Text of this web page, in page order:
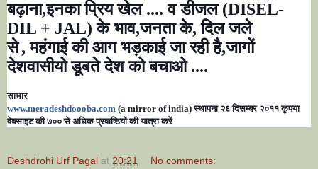
बढ़ाना,इनका प्रिय खेल .... व डीजल (DISEL-
DIL + JAL)के भाव,जनता के,दिल जले
से,महंगाई की आग भड़काई जा रही है,जागों
देशवासीयो डूबते देश को बचाओ ....
साभार
www.meradeshdoooba.com (a mirror of india)स्थापना २६ दिसम्बर २०११ कृपया
वेबसाइट की ७०० से अधिक प्रवाष्ठियों की यात्रा करें
Deshdrohi Urf Pagal at 20:21 No comments: